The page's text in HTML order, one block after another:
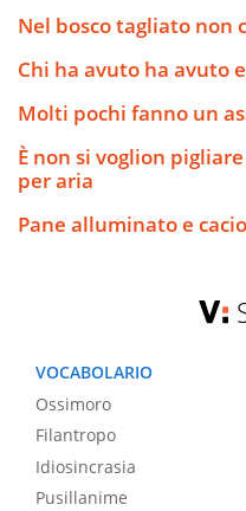
Nel bosco tagliato non
Chi ha avuto ha avuto
Molti pochi fanno un
È non si voglion
per aria
Pane alluminato e
VOCABOLARIO
Ossimoro
Filantropo
Idiosincrasia
Pusillanime